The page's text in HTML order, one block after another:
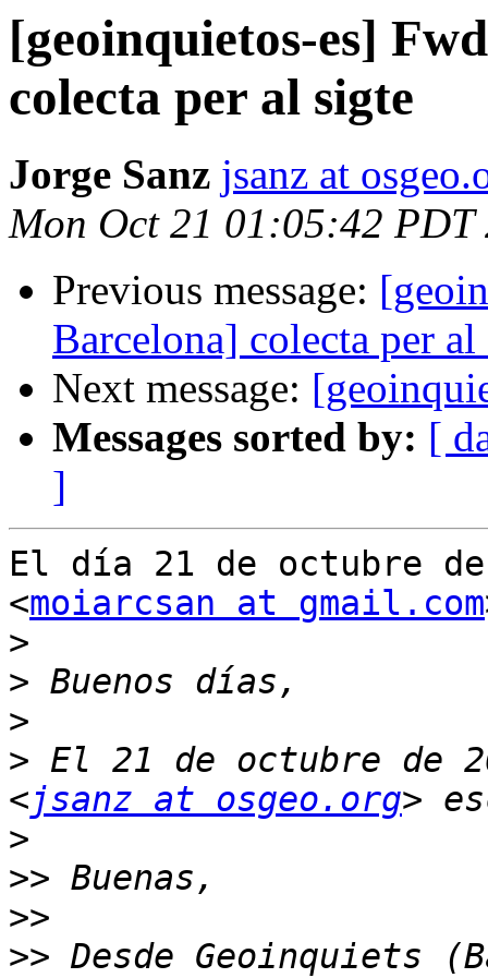
[geoinquietos-es]
colecta per al sigte
Jorge Sanz jsanz at
Mon Oct 21 01:05:42 PDT
Previous message:
Barcelona] colecta per al
Next message:
Messages sorted by: [
]
El día 21 de octubre
<moiarcsan at gmail.com
>
>
>
> El 21 de octubre de
<jsanz at osgeo.org
>
>>
>>
>> Desde Geoinquiets